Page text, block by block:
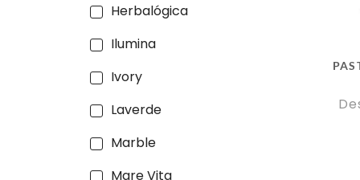
Herbalógica
Ilumina
Ivory
Laverde
Marble
Mare Vita